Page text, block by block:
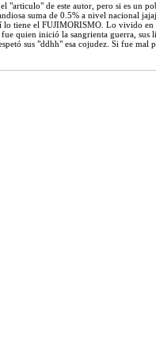
"articulo" de este autor, pero si es un
suma de 0.5% a nivel nacional
tiene el FUJIMORISMO. Lo vivido en
quien inició la sangrienta guerra, sus
sus "ddhh" esa cojudez. Si fue mal